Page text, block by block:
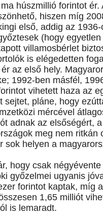
húszmillió forintot
hiszen míg
első, addig az
(hogy
villamosbérlet
is elégedetten
az első hely.
1992-ben másfél,
vihetett haza az
pláne, hogy
mércével
adnak az elsőségért,
meg nem ritkán
sok helyen a
hogy csak
győzelmei ugyanis
forintot kaptak, míg
1,65 milliót
is lemaradt.